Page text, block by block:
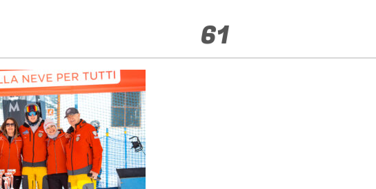
61